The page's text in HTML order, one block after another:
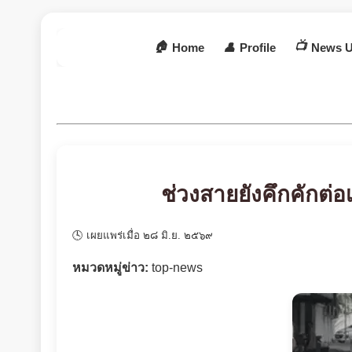
🏠 Home 👤 Profile 📺 News
ช่วงสายยังคึกคักต่อ
🕓 เผยแพร่เมื่อ ๒๘ มิ.ย. ๒๕๖๙
หมวดหมู่ข่าว: top-news